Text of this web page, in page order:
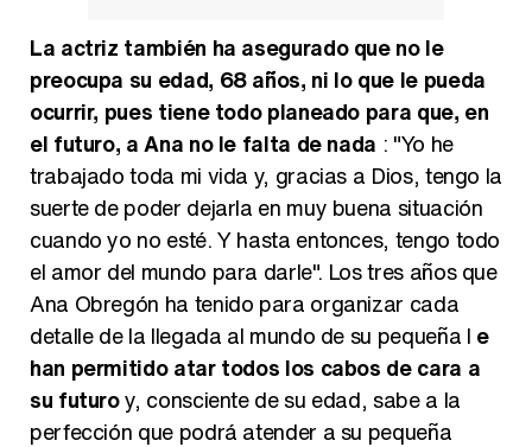
La actriz también ha asegurado que no le
preocupa su edad, 68 años, ni lo que le pueda
ocurrir, pues tiene todo planeado para que, en
el futuro, a Ana no le falta de nada : "Yo he
trabajado toda mi vida y, gracias a Dios, tengo la
suerte de poder dejarla en muy buena situación
cuando yo no esté. Y hasta entonces, tengo todo
el amor del mundo para darle". Los tres años que
Ana Obregón ha tenido para organizar cada
detalle de la llegada al mundo de su pequeña l e
han permitido atar todos los cabos de cara a
su futuroy, consciente de su edad, sabe a la
perfección que podrá atender a su pequeña